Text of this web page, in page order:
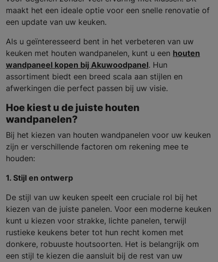
maakt het een ideale optie voor een snelle renovatie of
een update van uw keuken.
Als u geïnteresseerd bent in het verbeteren van uw
keuken met houten wandpanelen, kunt u een houten
wandpaneel kopen bij Akuwoodpanel. Hun
assortiment biedt een breed scala aan stijlen en
afwerkingen die perfect passen bij uw visie.
Hoe kiest u de juiste houten
wandpanelen?
Bij het kiezen van houten wandpanelen voor uw keuken
zijn er verschillende factoren om rekening mee te
houden:
1. Stijl en ontwerp
De stijl van uw keuken speelt een cruciale rol bij het
kiezen van de juiste panelen. Voor een moderne keuken
kunt u kiezen voor strakke, lichte panelen, terwijl
rustieke keukens beter tot hun recht komen met
donkere, robuuste houtsoorten. Het is belangrijk om
een stijl te kiezen die aansluit bij de rest van uw